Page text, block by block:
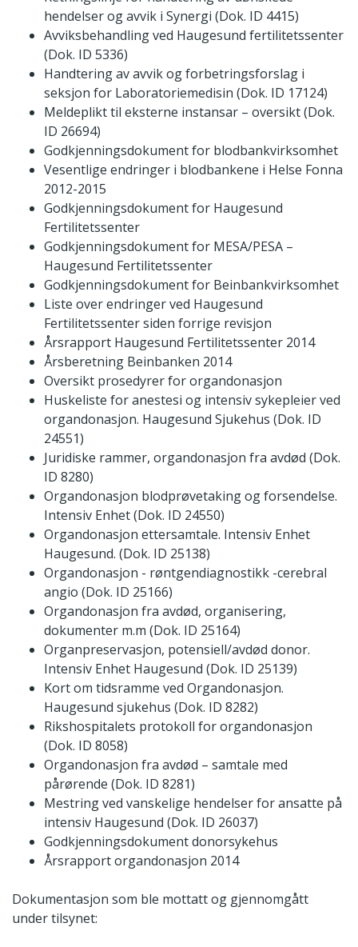
hendelser og avvik i Synergi (Dok. ID 4415)
Avviksbehandling ved Haugesund fertilitetssenter
(Dok. ID 5336)
Handtering av avvik og forbetringsforslag i
seksjon for Laboratoriemedisin (Dok. ID 17124)
Meldeplikt til eksterne instansar – oversikt (Dok.
ID 26694)
Godkjenningsdokument for blodbankvirksomhet
Vesentlige endringer i blodbankene i Helse Fonna
2012-2015
Godkjenningsdokument for Haugesund
Fertilitetssenter
Godkjenningsdokument for MESA/PESA –
Haugesund Fertilitetssenter
Godkjenningsdokument for Beinbankvirksomhet
Liste over endringer ved Haugesund
Fertilitetssenter siden forrige revisjon
Årsrapport Haugesund Fertilitetssenter 2014
Årsberetning Beinbanken 2014
Oversikt prosedyrer for organdonasjon
Huskeliste for anestesi og intensiv sykepleier ved
organdonasjon. Haugesund Sjukehus (Dok. ID
24551)
Juridiske rammer, organdonasjon fra avdød (Dok.
ID 8280)
Organdonasjon blodprøvetaking og forsendelse.
Intensiv Enhet (Dok. ID 24550)
Organdonasjon ettersamtale. Intensiv Enhet
Haugesund. (Dok. ID 25138)
Organdonasjon - røntgendiagnostikk -cerebral
angio (Dok. ID 25166)
Organdonasjon fra avdød, organisering,
dokumenter m.m (Dok. ID 25164)
Organpreservasjon, potensiell/avdød donor.
Intensiv Enhet Haugesund (Dok. ID 25139)
Kort om tidsramme ved Organdonasjon.
Haugesund sjukehus (Dok. ID 8282)
Rikshospitalets protokoll for organdonasjon
(Dok. ID 8058)
Organdonasjon fra avdød – samtale med
pårørende (Dok. ID 8281)
Mestring ved vanskelige hendelser for ansatte på
intensiv Haugesund (Dok. ID 26037)
Godkjenningsdokument donorsykehus
Årsrapport organdonasjon 2014
Dokumentasjon som ble mottatt og gjennomgått
under tilsynet: